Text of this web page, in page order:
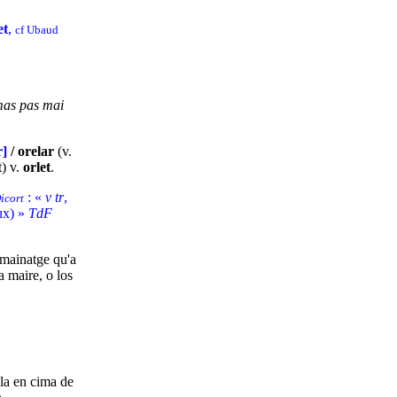
, cf Ubaud
pas mai
/ orelar (v.
v. orlet.
: « v tr,
» TdF
qu'a
maire, o los
en cima de